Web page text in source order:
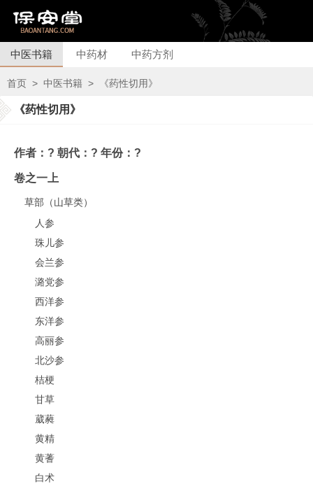
中医书籍 中药材 中药方剂
首页 > 中医书籍 > 《药性切用》
《药性切用》
作者：? 朝代：? 年份：?
卷之一上
草部（山草类）
人参
珠儿参
会兰参
潞党参
西洋参
东洋参
高丽参
北沙参
桔梗
甘草
葳蕤
黄精
黄蓍
白术